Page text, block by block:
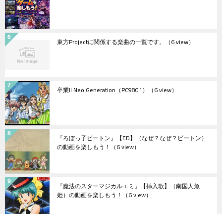
東方Projectに関係する楽曲の一覧です。 （6 view）
卒業II Neo Generation（PC9801） （6 view）
『ろぼっ子ビートン』【ED】（なぜ？なぜ？ビートン）
の動画を楽しもう！ （6 view）
『魔法のスターマジカルエミ』【挿入歌】（南国人魚
姫）の動画を楽しもう！ （6 view）